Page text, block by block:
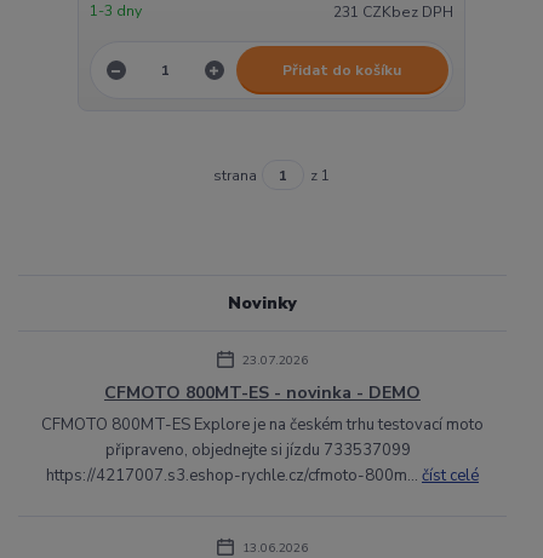
231 CZKbez DPH
1-3 dny
Přidat do košíku
strana z 1
Novinky
23.07.2026
CFMOTO 800MT-ES - novinka - DEMO
CFMOTO 800MT-ES Explore je na českém trhu testovací moto
připraveno, objednejte si jízdu 733537099
https://4217007.s3.eshop-rychle.cz/cfmoto-800m... číst celé
13.06.2026